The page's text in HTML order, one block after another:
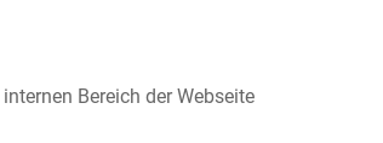
Bereich der Webseite